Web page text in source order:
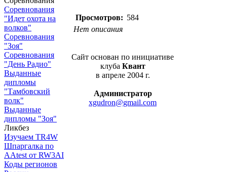
Соревнования
"Идет охота на
волков"
Соревнования
"Зоя"
Соревнования
"День Радио"
Выданные
дипломы
"Тамбовский
волк"
Выданные
дипломы "Зоя"
Ликбез
Изучаем TR4W
Шпаргалка по
AAtest от RW3AI
Коды регионов
Просмотров: 584
Нет описания
Сайт основан по инициативе
клуба Квант
в апреле 2004 г.
Администратор
xgudron@gmail.com